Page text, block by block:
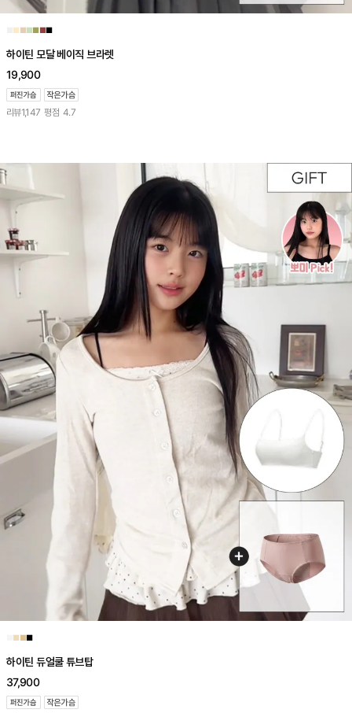
■■■■■■
하이틴 모달 베이직 브라렛
19,900
리뷰1,147 평점 4.7
■■■
하이틴 듀얼쿨 튜브탑
37,900